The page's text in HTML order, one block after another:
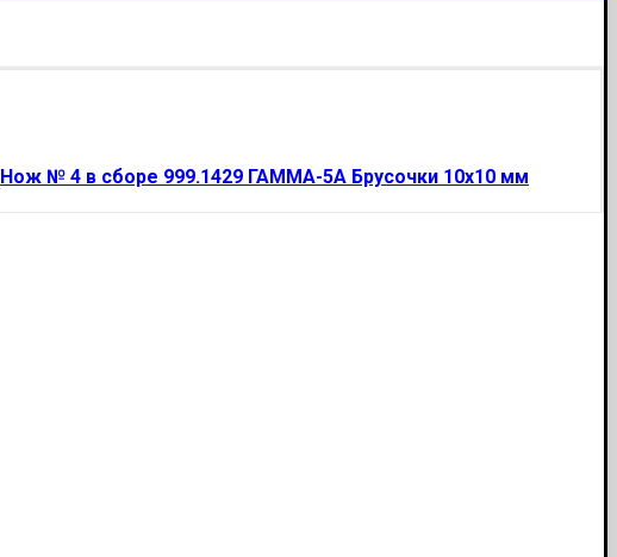
Нож № 4 в сборе 999.1429 ГАММА-5А Брусочки 10х10 мм